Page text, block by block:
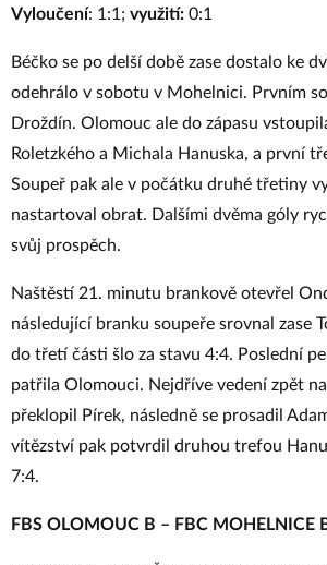
Vyloučení: 1:1; využití: 0:1
Béčko se po delší době zase dostalo ke
odehrálo v sobotu v Mohelnici. Prvním
Droždín. Olomouc ale do zápasu
Roletzkého a Michala Hanuska, a první
Soupeř pak ale v počátku druhé třetiny
nastartoval obrat. Dalšími dvěma góly
svůj prospěch.
Naštěstí 21. minutu brankově otevřel
následující branku soupeře srovnal zase
do třetí části šlo za stavu 4:4. Poslední
patřila Olomouci. Nejdříve vedení zpět
překlopil Pírek, následně se prosadil
vítězství pak potvrdil druhou trefou
7:4.
FBS OLOMOUC B – FBC MOHELNICE